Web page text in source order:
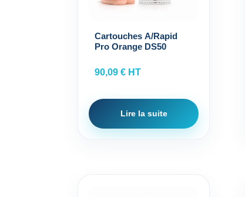
Cartouches A/Rapid
Pro Orange DS50
90,09 € HT
Lire la suite